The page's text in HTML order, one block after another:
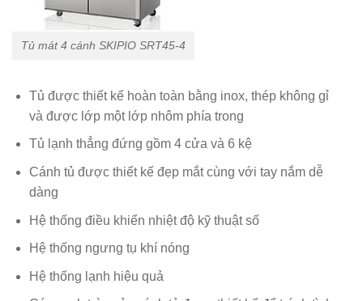
Tủ mát 4 cánh SKIPIO SRT45-4
Tủ được thiết kế hoàn toàn bằng inox, thép không gỉ
và được lớp một lớp nhôm phía trong
Tủ lạnh thẳng đứng gồm 4 cửa và 6 kệ
Cánh tủ được thiết kế đẹp mắt cùng với tay nắm dễ
dàng
Hệ thống điều khiển nhiệt độ kỹ thuật số
Hệ thống ngưng tụ khí nóng
Hệ thống lạnh hiệu quả